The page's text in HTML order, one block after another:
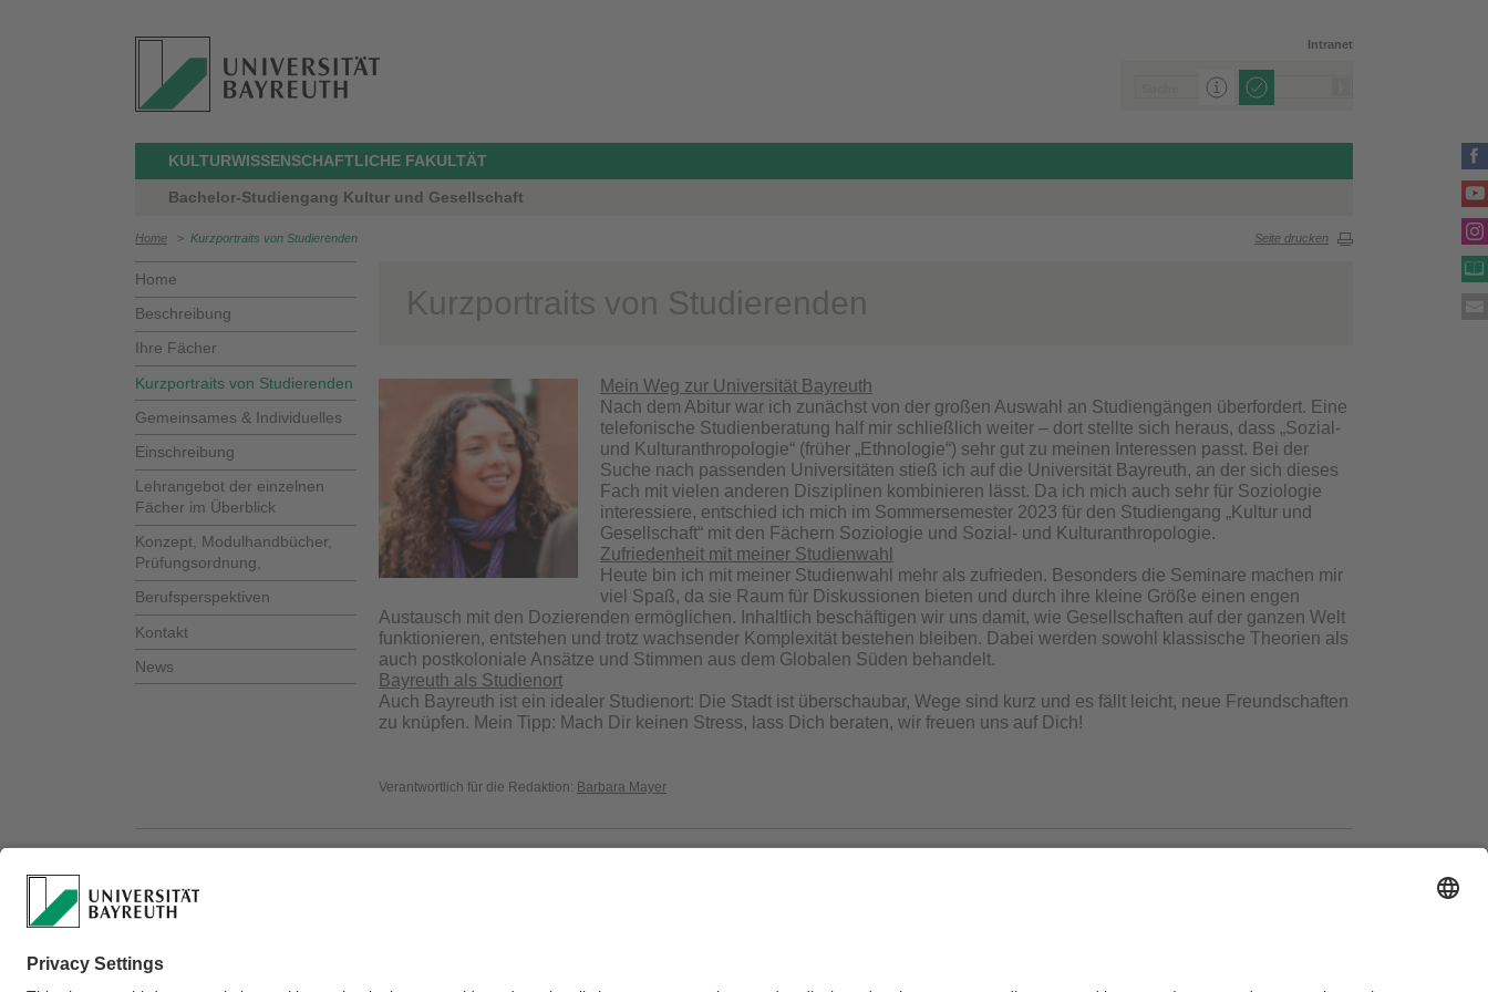
Intranet
KULTURWISSENSCHAFTLICHE FAKULTÄT
Bachelor-Studiengang Kultur und Gesellschaft
Home > Kurzportraits von Studierenden Seite drucken
Home
Beschreibung
Ihre Fächer
Kurzportraits von Studierenden
Gemeinsames & Individuelles
Einschreibung
Lehrangebot der einzelnen
Fächer im Überblick
Konzept, Modulhandbücher,
Prüfungsordnung,
Berufsperspektiven
Kontakt
News
Kurzportraits von Studierenden
Mein Weg zur Universität Bayreuth
Nach dem Abitur war ich zunächst von der großen Auswahl an Studiengängen überfordert. Eine
telefonische Studienberatung half mir schließlich weiter – dort stellte sich heraus, dass „Sozial-
und Kulturanthropologie“ (früher „Ethnologie“) sehr gut zu meinen Interessen passt. Bei der
Suche nach passenden Universitäten stieß ich auf die Universität Bayreuth, an der sich dieses
Fach mit vielen anderen Disziplinen kombinieren lässt. Da ich mich auch sehr für Soziologie
interessiere, entschied ich mich im Sommersemester 2023 für den Studiengang „Kultur und
Gesellschaft“ mit den Fächern Soziologie und Sozial- und Kulturanthropologie.
Zufriedenheit mit meiner Studienwahl
Heute bin ich mit meiner Studienwahl mehr als zufrieden. Besonders die Seminare machen mir
viel Spaß, da sie Raum für Diskussionen bieten und durch ihre kleine Größe einen engen
Austausch mit den Dozierenden ermöglichen. Inhaltlich beschäftigen wir uns damit, wie Gesellschaften auf der ganzen Welt
funktionieren, entstehen und trotz wachsender Komplexität bestehen bleiben. Dabei werden sowohl klassische Theorien als
auch postkoloniale Ansätze und Stimmen aus dem Globalen Süden behandelt.
Bayreuth als Studienort
Auch Bayreuth ist ein idealer Studienort: Die Stadt ist überschaubar, Wege sind kurz und es fällt leicht, neue Freundschaften
zu knüpfen. Mein Tipp: Mach Dir keinen Stress, lass Dich beraten, wir freuen uns auf Dich!
Verantwortlich für die Redaktion: Barbara Mayer